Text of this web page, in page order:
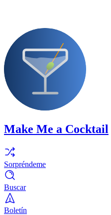
Make Me a Cocktail
Sorpréndeme
Buscar
Boletín